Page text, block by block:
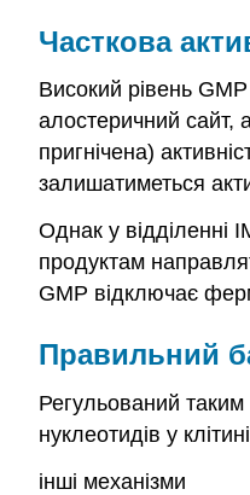
Часткова
Високий рівень
алостеричний сайт,
пригнічена)
залишатиметься
Однак у відділенні
продуктам
GMP відключає
Правильний
Регульований таким
нуклеотидів у
інші механізми